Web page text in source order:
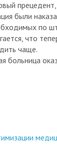
были
по
что
чаще.
больница